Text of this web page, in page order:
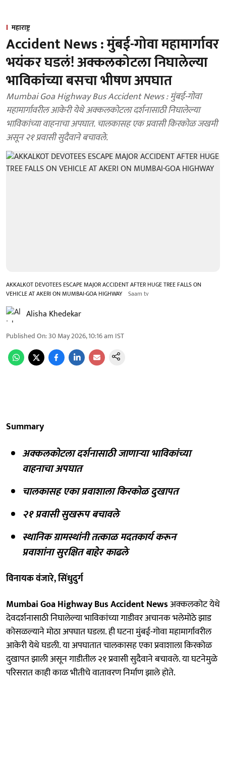
महाराष्ट्र
Accident News : मुंबई-गोवा महामार्गावर
भयंकर घडलं! अक्कलकोटला निघालेल्या
भाविकांच्या बसचा भीषण अपघात
Mumbai Goa Highway Bus Accident News : मुंबई-गोवा
महामार्गावरील आकेरी येथे अक्कलकोटला दर्शनासाठी निघालेल्या
भाविकांच्या वाहनाचा अपघात. चालकासह एक प्रवासी किरकोळ जखमी
असून २१ प्रवासी सुदैवाने बचावले.
AKKALKOT DEVOTEES ESCAPE MAJOR ACCIDENT AFTER HUGE TREE FALLS ON
VEHICLE AT AKERI ON MUMBAI-GOA HIGHWAY Saam tv
Alisha Khedekar
Published On:30 May 2026, 10:16 am IST
Summary
अक्कलकोटला दर्शनासाठी जाणाऱ्या भाविकांच्या
वाहनाचा अपघात
चालकासह एका प्रवाशाला किरकोळ दुखापत
२१ प्रवासी सुखरूप बचावले
स्थानिक ग्रामस्थांनी तत्काळ मदतकार्य करून
प्रवाशांना सुरक्षित बाहेर काढले
विनायक वंजारे, सिंधुदुर्ग
Mumbai Goa Highway Bus Accident Newsअक्कलकोट येथे
देवदर्शनासाठी निघालेल्या भाविकांच्या गाडीवर अचानक भलेमोठे झाड
कोसळल्याने मोठा अपघात घडला. ही घटना मुंबई-गोवा महामार्गावरील
आकेरी येथे घडली. या अपघातात चालकासह एका प्रवाशाला किरकोळ
दुखापत झाली असून गाडीतील २१ प्रवासी सुदैवाने बचावले. या घटनेमुळे
परिसरात काही काळ भीतीचे वातावरण निर्माण झाले होते.